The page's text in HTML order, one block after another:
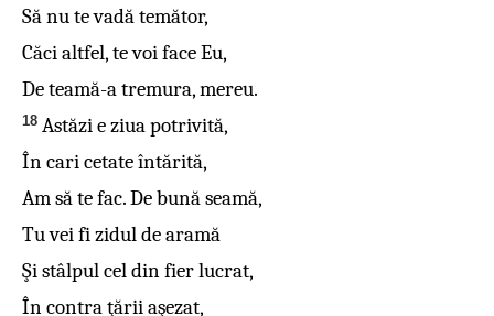
Să nu te vadă temător,
Căci altfel, te voi face Eu,
De teamă-a tremura, mereu.
18 Astăzi e ziua potrivită,
În cari cetate întărită,
Am să te fac. De bună seamă,
Tu vei fi zidul de aramă
Şi stâlpul cel din fier lucrat,
În contra ţării aşezat,